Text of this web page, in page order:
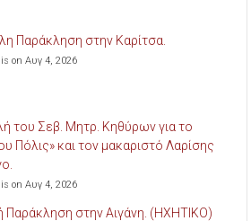
Παράκληση στην Καρίτσα.
on Αυγ 4, 2026
του Σεβ. Μητρ. Κηθύρων για το
Πόλις» και τον μακαριστό Λαρίσης
on Αυγ 4, 2026
Παράκληση στην Αιγάνη. (ΗΧΗΤΙΚΟ)